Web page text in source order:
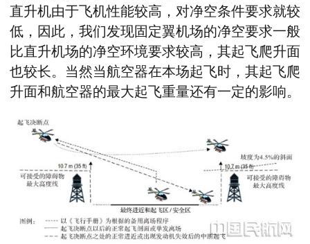
直升机由于飞机性能较高，对净空条件要求就较
低，因此，我们发现固定翼机场的净空要求一般
比直升机场的净空环境要求较高，其起飞爬升面
也较长。当然当航空器在本场起飞时，其起飞爬
升面和航空器的最大起飞重量还有一定的影响。